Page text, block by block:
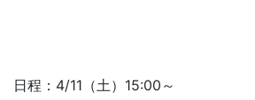
日程：4/11（土）15:00～